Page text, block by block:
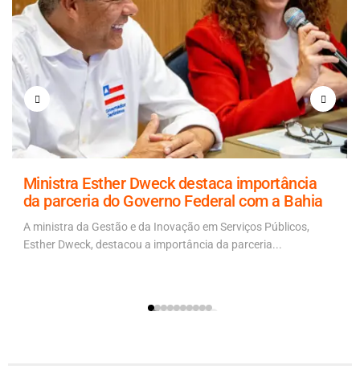
Ministra Esther Dweck destaca importância
da parceria do Governo Federal com a Bahia
A ministra da Gestão e da Inovação em Serviços Públicos,
Esther Dweck, destacou a importância da parceria...